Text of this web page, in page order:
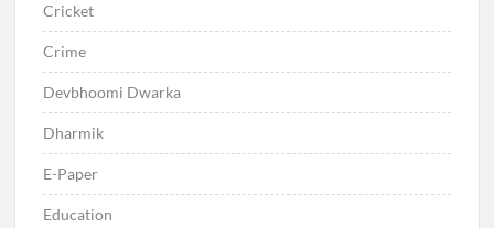
Cricket
Crime
Devbhoomi Dwarka
Dharmik
E-Paper
Education